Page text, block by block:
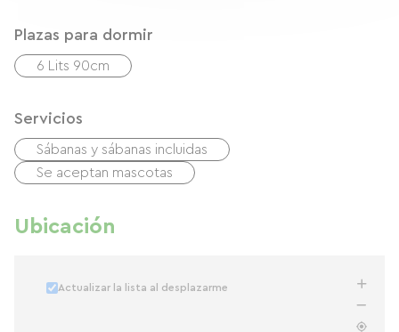
Plazas para dormir
6 Lits 90cm
Servicios
Sábanas y sábanas incluidas
Se aceptan mascotas
Ubicación
Actualizar la lista al desplazarme